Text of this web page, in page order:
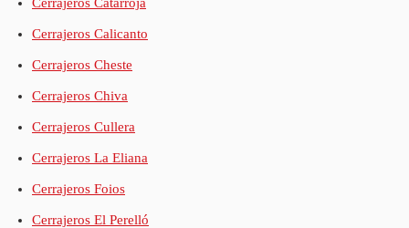
Cerrajeros Calicanto
Cerrajeros Cheste
Cerrajeros Chiva
Cerrajeros Cullera
Cerrajeros La Eliana
Cerrajeros Foios
Cerrajeros El Perelló